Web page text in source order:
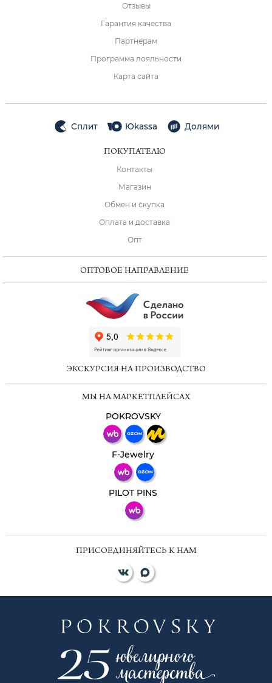
Отзывы
Гарантия качества
Партнёрам
Программа лояльности
Карта сайта
Сплит Юkassa Долями
ПОКУПАТЕЛЮ
Контакты
Магазин
Обмен и скупка
Оплата и доставка
Опт
ОПТОВОЕ НАПРАВЛЕНИЕ
ЭКСКУРСИЯ НА ПРОИЗВОДСТВО
МЫ НА МАРКЕТПЛЕЙСАХ
POKROVSKY
F-Jewelry
PILOT PINS
ПРИСОЕДИНЯЙТЕСЬ К НАМ